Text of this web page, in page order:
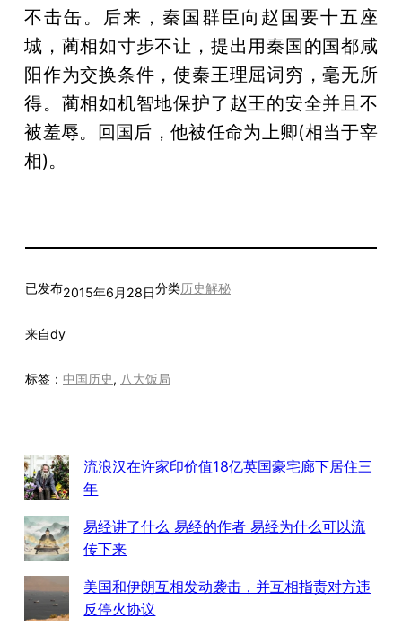
不击缶。后来，秦国群臣向赵国要十五座
城，蔺相如寸步不让，提出用秦国的国都咸
阳作为交换条件，使秦王理屈词穷，毫无所
得。蔺相如机智地保护了赵王的安全并且不
被羞辱。回国后，他被任命为上卿(相当于宰
相)。
已发布2015年6月28日分类历史解秘
来自dy
标签： 中国历史, 八大饭局
流浪汉在许家印价值18亿英国豪宅廊下居住三
年
易经讲了什么 易经的作者 易经为什么可以流
传下来
美国和伊朗互相发动袭击，并互相指责对方违
反停火协议